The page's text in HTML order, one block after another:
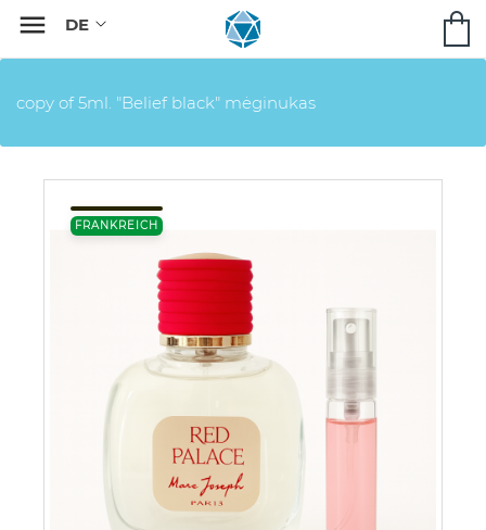

copy of 5ml. "Belief black" mėginukas
FRANKREICH